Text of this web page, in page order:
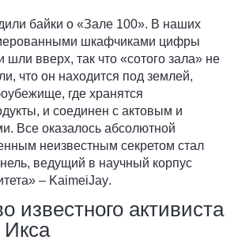
байки о «Зале 100». В наших
шкафчиками цифры
шли вверх, так что «сотого зала» не
что он находится под землей,
где хранятся
и соединен с актовым и
Все оказалось абсолютной
неизвестным секретом стал
ведущий в научный корпус
– KaimeiJay.
известного активиста